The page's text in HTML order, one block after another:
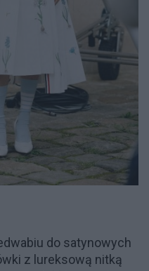
do satynowych
z lureksową nitką